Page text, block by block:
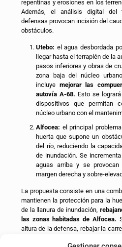
repentinas y erosiones en los
Además, el análisis digital del
defensas provocan incisión del
obstáculos.
Utebo: el agua desbordada
llegar hasta el terraplén de la
pasos inferiores y obras de
zona baja del núcleo
incluye mejorar las
autovía A-68. Esto se
dispositivos que permitan
núcleo urbano con el
Alfocea: el principal
huerta que supone un
del río, reduciendo la
de inundación. Se
aguas arriba y se provocan
margen derecha y sobre-
La propuesta consiste en una
mantienen la protección para la
de la llanura de inundación,
las zonas habitadas de Alfocea.
altura de la defensa, rebajar la